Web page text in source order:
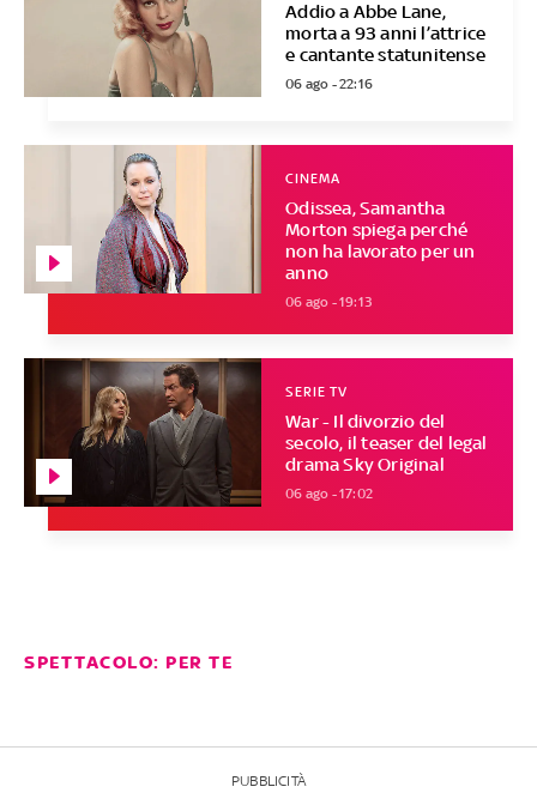
Addio a Abbe Lane,
morta a 93 anni l’attrice
e cantante statunitense
06 ago - 22:16
Odissea, Samantha
Morton spiega perché
non ha lavorato per un
anno
CINEMA
06 ago - 19:13
War - Il divorzio del
secolo, il teaser del legal
drama Sky Original
SERIE TV
06 ago - 17:02
SPETTACOLO: PER TE
PUBBLICITÀ